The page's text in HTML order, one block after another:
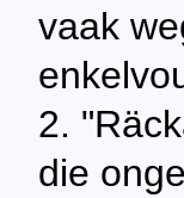
vaak
2.
die